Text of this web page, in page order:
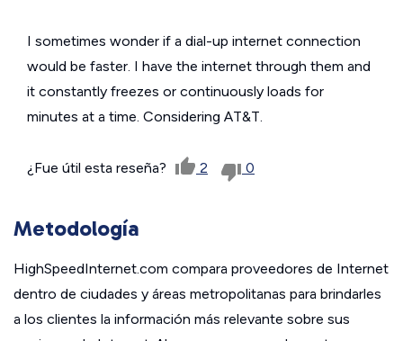
I sometimes wonder if a dial-up internet connection
would be faster. I have the internet through them and
it constantly freezes or continuously loads for
minutes at a time. Considering AT&T.
¿Fue útil esta reseña? 2 0
Metodología
HighSpeedInternet.com compara proveedores de Internet
dentro de ciudades y áreas metropolitanas para brindarles
a los clientes la información más relevante sobre sus